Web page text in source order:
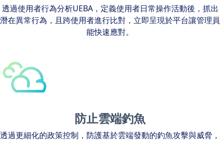
透過使用者行為分析UEBA，定義使用者日常操作活動後，抓出
潛在異常行為，且跨使用者進行比對，立即呈現於平台讓管理員
能快速應對。
防止雲端釣魚
透過更細化的政策控制，防護基於雲端發動的釣魚攻擊與威脅，